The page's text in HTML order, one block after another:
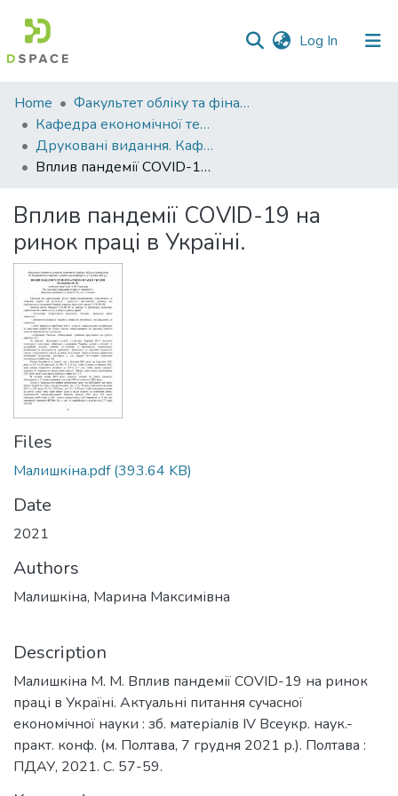
Log In (current)
Communities
&
Collections
Statistics
Home
Факультет обліку та фінансів
Кафедра економічної теорії та економічних досліджень
Друковані видання. Кафедра економічної теорії та економічних досліджень
Вплив пандемії COVID-19 на ринок праці в Україні.
Вплив пандемії COVID-19 на
ринок праці в Україні.
Files
Малишкіна.pdf(393.64 KB)
Date
2021
Authors
Малишкіна, Марина Максимівна
Description
Малишкіна М. М. Вплив пандемії COVID-19 на ринок
праці в Україні. Актуальні питання сучасної
економічної науки : зб. матеріалів ІV Всеукр. наук.-
практ. конф. (м. Полтава, 7 грудня 2021 р.). Полтава :
ПДАУ, 2021. С. 57-59.